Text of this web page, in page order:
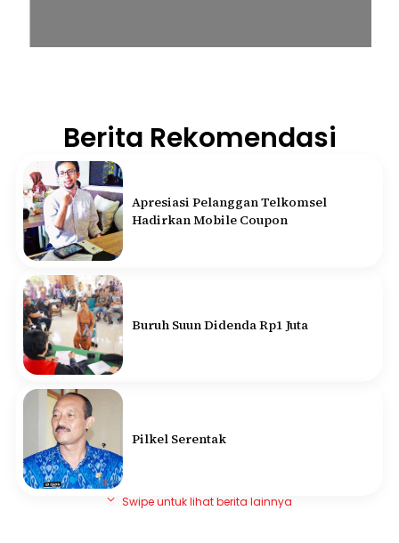
Berita Rekomendasi
Apresiasi Pelanggan Telkomsel
Hadirkan Mobile Coupon
Buruh Suun Didenda Rp1 Juta
Pilkel Serentak
Swipe untuk lihat berita lainnya